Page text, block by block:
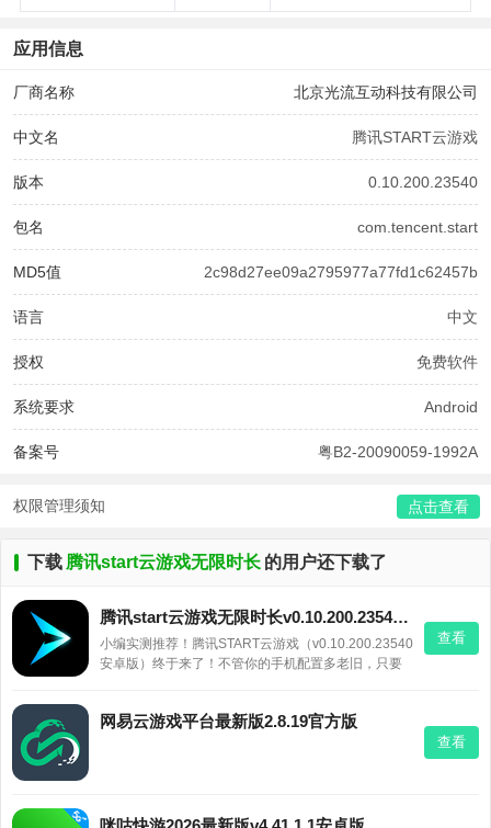
应用信息
厂商名称 北京光流互动科技有限公司
中文名 腾讯START云游戏
版本 0.10.200.23540
包名 com.tencent.start
MD5值 2c98d27ee09a2795977a77fd1c62457b
语言 中文
授权 免费软件
系统要求 Android
备案号 粤B2-20090059-1992A
权限管理须知 点击查看
下载 腾讯start云游戏无限时长 的用户还下载了
腾讯start云游戏无限时长v0.10.200.23540安卓版
小编实测推荐！腾讯START云游戏（v0.10.200.23540
安卓版）终于来了！不管你的手机配置多老旧，只要
秒玩。跨平台、低延迟、高画质，彻底告别“手机带不
查看
网易云游戏平台最新版2.8.19官方版
查看